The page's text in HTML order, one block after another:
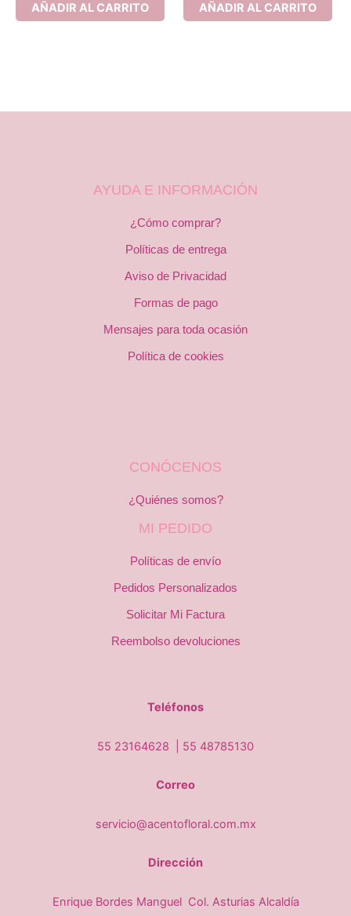
AÑADIR AL CARRITO AÑADIR AL CARRITO
AYUDA E INFORMACIÓN
¿Cómo comprar?
Políticas de entrega
Aviso de Privacidad
Formas de pago
Mensajes para toda ocasión
Política de cookies
CONÓCENOS
¿Quiénes somos?
MI PEDIDO
Políticas de envío
Pedidos Personalizados
Solicitar Mi Factura
Reembolso devoluciones
Teléfonos
55 23164628 | 55 48785130
Correo
servicio@acentofloral.com.mx
Dirección
Enrique Bordes Manguel Col. Asturias Alcaldía